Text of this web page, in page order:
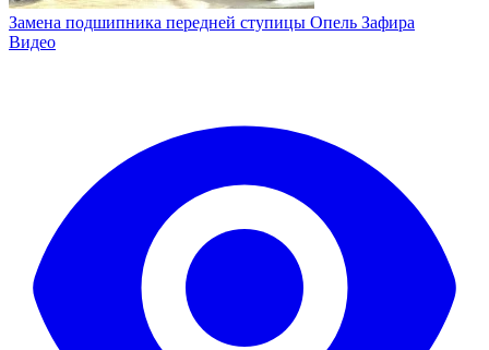
Замена подшипника передней ступицы Опель Зафира
Видео